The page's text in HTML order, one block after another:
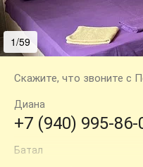
1/59
Скажите, что звоните с
Диана
+7 (940) 995-86-
Батал